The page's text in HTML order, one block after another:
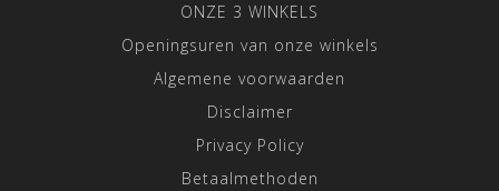
ONZE 3 WINKELS
Openingsuren van onze winkels
Algemene voorwaarden
Disclaimer
Privacy Policy
Betaalmethoden